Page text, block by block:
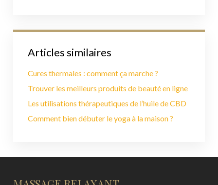
Articles similaires
Cures thermales : comment ça marche ?
Trouver les meilleurs produits de beauté en ligne
Les utilisations thérapeutiques de l’huile de CBD
Comment bien débuter le yoga à la maison ?